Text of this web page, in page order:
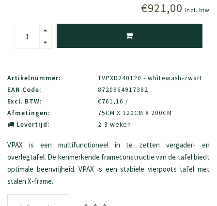
€921,00 Incl. btw
Artikelnummer:
TVPXR240120 - whitewash-zwart
EAN Code:
8720964917382
Excl. BTW:
€761,16 /
Afmetingen:
75CM X 120CM X 200CM
Levertijd:
2-3 weken
VPAX is een multifunctioneel in te zetten vergader- en
overlegtafel. De kenmerkende frameconstructie van de tafel biedt
optimale beenvrijheid. VPAX is een stabiele vierpoots tafel met
stalen X-frame.